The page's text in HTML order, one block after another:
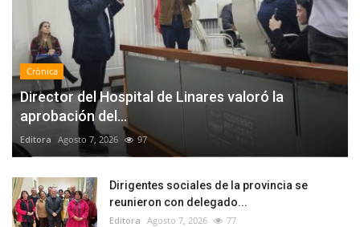
Crónica
Director del Hospital de Linares valoró la
aprobación del...
Editora Agosto 7, 2026 97
Dirigentes sociales de la provincia se
reunieron con delegado...
Editora Agosto 7, 2026 77